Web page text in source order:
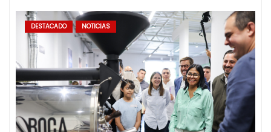
DESTACADO NOTICIAS